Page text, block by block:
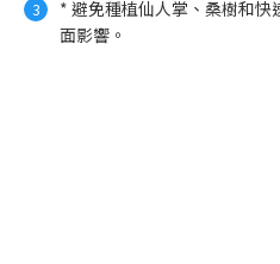
* 避免種植仙人掌、桑樹和快
面影響。